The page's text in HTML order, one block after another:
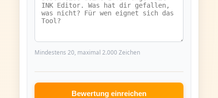
Mindestens 20, maximal 2.000 Zeichen
Bewertung einreichen